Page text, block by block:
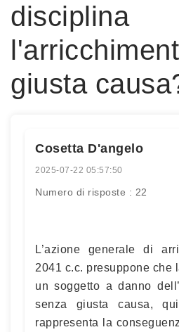
disciplina
giusta
Cosetta D'angelo
2025-07-22 05:57:50
Numero di risposte : 22
L’azione generale di
2041 c.c. presuppone che
un soggetto a danno
senza giusta causa,
rappresenta la